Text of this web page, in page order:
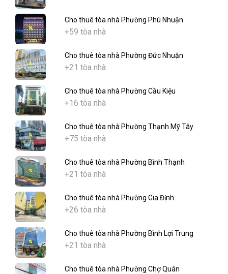
Cho thuê tòa nhà Phường Phú Nhuận
+59 tòa nhà
Cho thuê tòa nhà Phường Đức Nhuận
+21 tòa nhà
Cho thuê tòa nhà Phường Cầu Kiệu
+16 tòa nhà
Cho thuê tòa nhà Phường Thạnh Mỹ Tây
+75 tòa nhà
Cho thuê tòa nhà Phường Bình Thạnh
+21 tòa nhà
Cho thuê tòa nhà Phường Gia Định
+26 tòa nhà
Cho thuê tòa nhà Phường Bình Lợi Trung
+21 tòa nhà
Cho thuê tòa nhà Phường Chợ Quán